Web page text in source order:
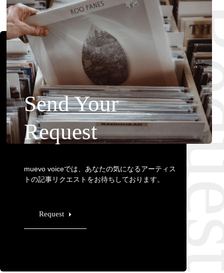
Send Your
Request
muevo voiceでは、あなたの気になるアーティス
トの記事リクエストをお待ちしております。
Request